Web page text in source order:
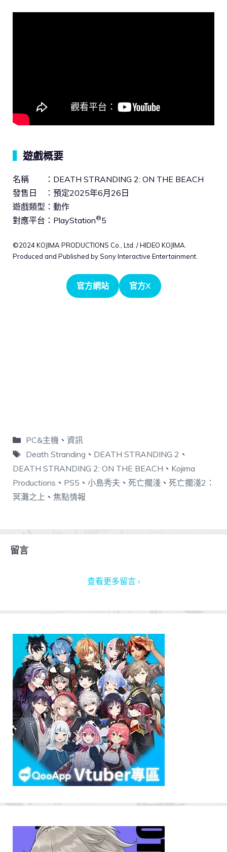
遊戲概要
名稱 ：DEATH STRANDING 2: ON THE BEACH
發售日 ：預定2025年6月26日
遊戲類型：動作
對應平台：PlayStation®5
©2024 KOJIMA PRODUCTIONS Co., Ltd. / HIDEO KOJIMA.
Produced and Published by Sony Interactive Entertainment.
官方網站 官方X
PC&主機、 資訊
Death Stranding 、 DEATH STRANDING 2 、
DEATH STRANDING 2: ON THE BEACH 、 Kojima
Productions 、 PS5 、 小島秀夫 、 死亡擱淺 、 死亡擱淺2：
冥灘之上 、 焦點情報
留言
查看更多留言 ›